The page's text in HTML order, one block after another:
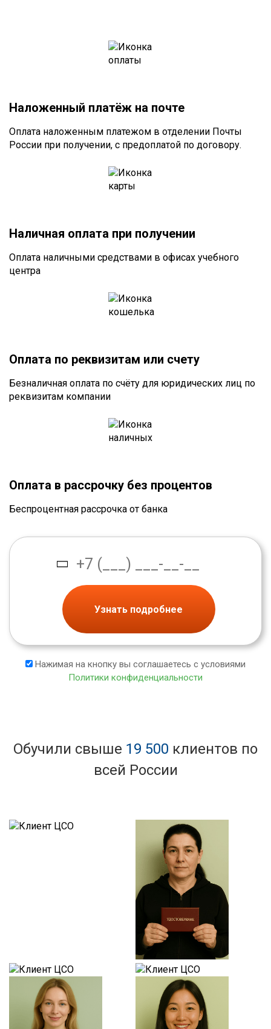
Наложенный платёж на почте
Оплата наложенным платежом в отделении Почты
России при получении, с предоплатой по договору.
Наличная оплата при получении
Оплата наличными средствами в офисах учебного
центра
Оплата по реквизитам или счету
Безналичная оплата по счёту для юридических лиц по
реквизитам компании
Оплата в рассрочку без процентов
Беспроцентная рассрочка от банка
Узнать подробнее
Нажимая на кнопку вы соглашаетесь с условиями
Политики конфиденциальности
Обучили свыше 19 500 клиентов по
всей России